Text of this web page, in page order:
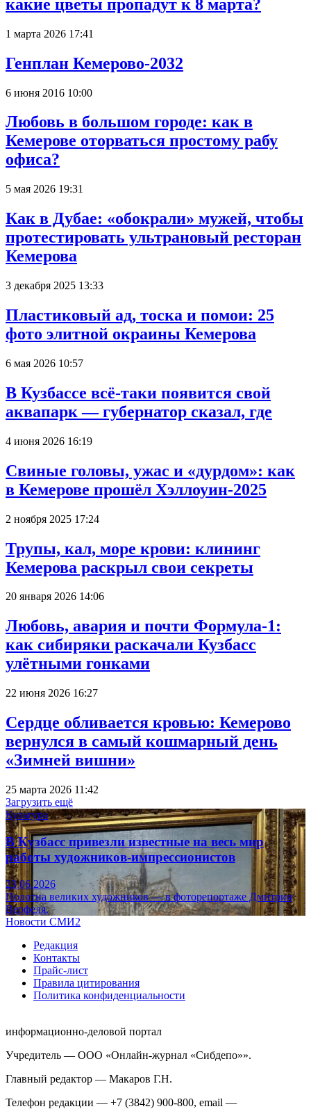
какие цветы пропадут к 8 марта?
1 марта 2026 17:41
Генплан Кемерово-2032
6 июня 2016 10:00
Любовь в большом городе: как в
Кемерове оторваться простому рабу
офиса?
5 мая 2026 19:31
Как в Дубае: «обокрали» мужей, чтобы
протестировать ультрановый ресторан
Кемерова
3 декабря 2025 13:33
Пластиковый ад, тоска и помои: 25
фото элитной окраины Кемерова
6 мая 2026 10:57
В Кузбассе всё-таки появится свой
аквапарк — губернатор сказал, где
4 июня 2026 16:19
Свиные головы, ужас и «дурдом»: как
в Кемерове прошёл Хэллоуин-2025
2 ноября 2025 17:24
Трупы, кал, море крови: клининг
Кемерова раскрыл свои секреты
20 января 2026 14:06
Любовь, авария и почти Формула-1:
как сибиряки раскачали Кузбасс
улётными гонками
22 июня 2026 16:27
Сердце обливается кровью: Кемерово
вернулся в самый кошмарный день
«Зимней вишни»
25 марта 2026 11:42
Загрузить ещё
Культура
В Кузбасс привезли известные на весь мир
работы художников-импрессионистов
23.06.2026
Полотна великих художников — в фоторепортаже Дмитрия
Верфеля.
Новости СМИ2
Редакция
Контакты
Прайс-лист
Правила цитирования
Политика конфиденциальности
информационно-деловой портал
Учредитель — ООО «Онлайн-журнал «Сибдепо»».
Главный редактор — Макаров Г.Н.
Телефон редакции — +7 (3842) 900-800, email —